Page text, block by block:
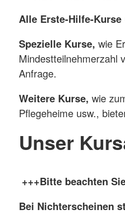
Alle Erste-Hilfe-
Spezielle Kurse, wie
Mindestteilnehmerzahl
Anfrage.
Weitere Kurse, wie
Pflegeheime usw.,
Unser
+++Bitte beachten
Bei Nichterscheinen